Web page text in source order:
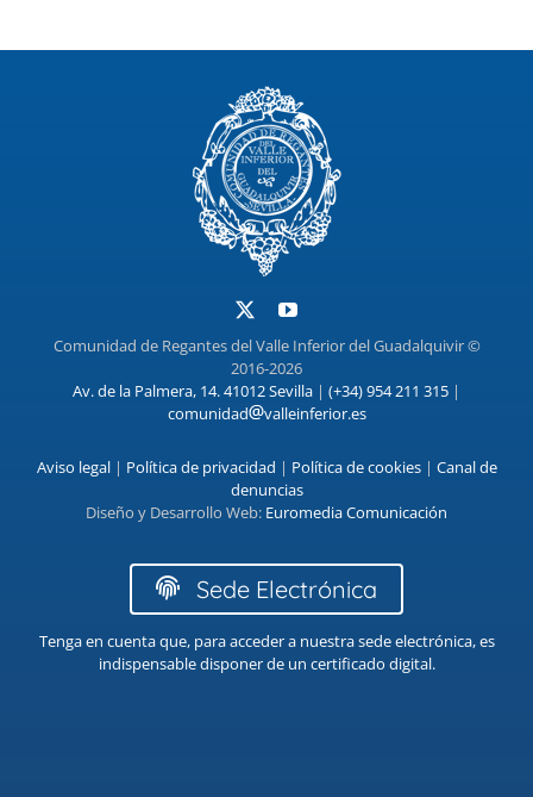
Comunidad de Regantes del Valle Inferior del Guadalquivir ©
2016-2026
Av. de la Palmera, 14. 41012 Sevilla | (+34) 954 211 315 |
comunidad
valleinferior.es
Aviso legal| Política de privacidad | Política de cookies| Canal de
denuncias
Diseño y Desarrollo Web: Euromedia Comunicación
Sede Electrónica
Tenga en cuenta que, para acceder a nuestra sede electrónica, es
indispensable disponer de un certificado digital.